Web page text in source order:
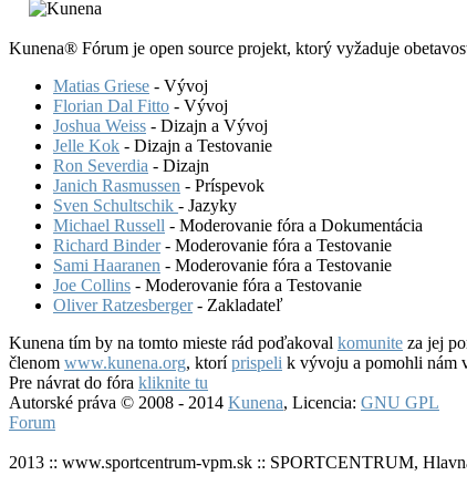
Kunena® Fórum je open source projekt, ktorý vyžaduje
Matias Griese - Vývoj
Florian Dal Fitto - Vývoj
Joshua Weiss - Dizajn a Vývoj
Jelle Kok - Dizajn a Testovanie
Ron Severdia - Dizajn
Janich Rasmussen - Príspevok
Sven Schultschik - Jazyky
Michael Russell - Moderovanie fóra a Dokumentácia
Richard Binder- Moderovanie fóra a Testovanie
Sami Haaranen - Moderovanie fóra a Testovanie
Joe Collins - Moderovanie fóra a Testovanie
Oliver Ratzesberger- Zakladateľ
Kunena tím by na tomto mieste rád poďakoval komunite za jej
členom www.kunena.org, ktoríprispeli k vývoju a pomohli nám
Pre návrat do fóra kliknite tu
Autorské práva © 2008 - 2014 Kunena, Licencia: GNU GPL
Forum
2013 :: www.sportcentrum-vpm.sk :: SPORTCENTRUM,